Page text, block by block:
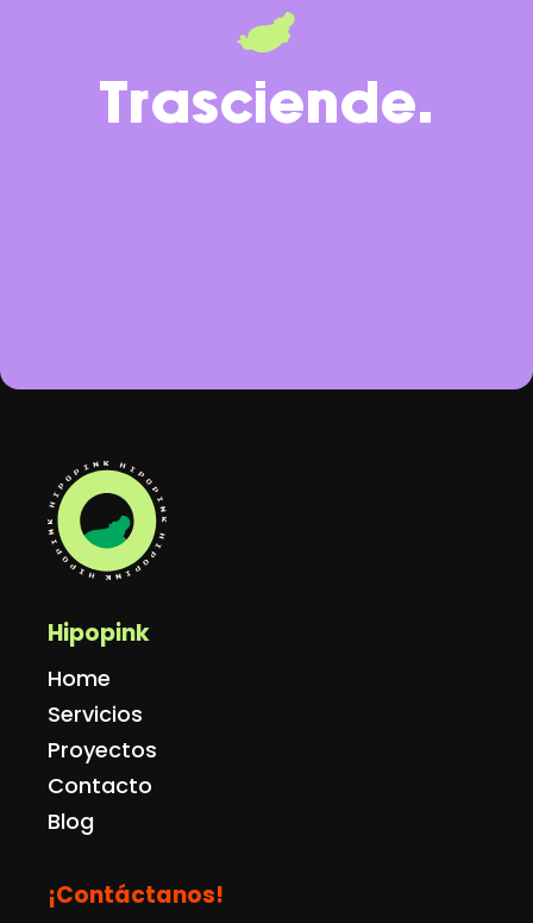
Trasciende.
Hipopink
Home
Servicios
Proyectos
Contacto
Blog
¡Contáctanos!